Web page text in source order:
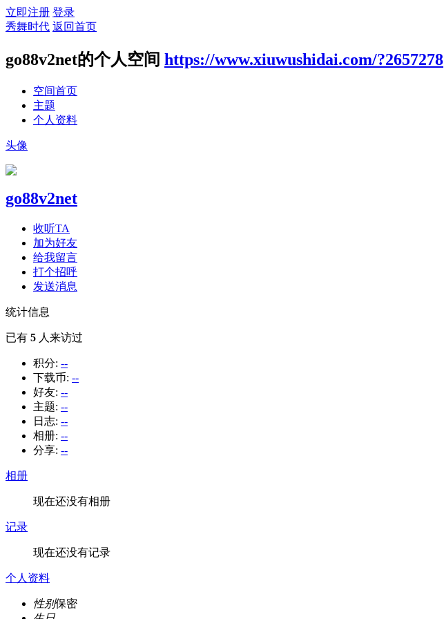
立即注册 登录
秀舞时代 返回首页
go88v2net的个人空间 https://www.xiuwushidai.com/?2657278
空间首页
主题
个人资料
头像
go88v2net
收听TA
加为好友
给我留言
打个招呼
发送消息
统计信息
已有 5 人来访过
积分: --
下载币: --
好友: --
主题: --
日志: --
相册: --
分享: --
相册
现在还没有相册
记录
现在还没有记录
个人资料
性别保密